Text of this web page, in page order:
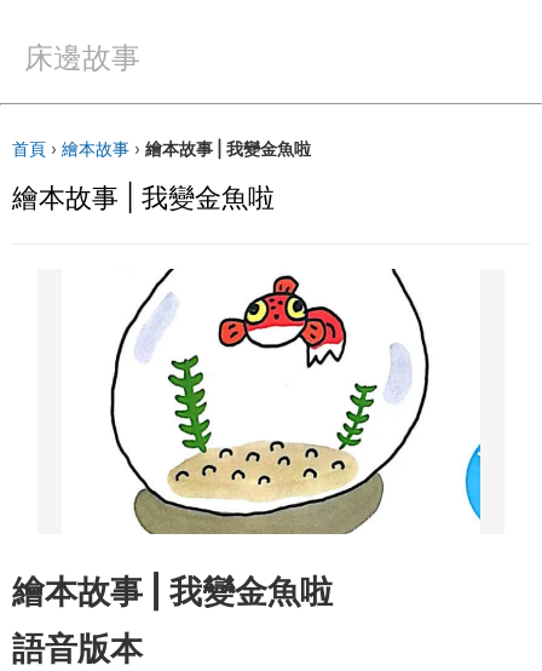
床邊故事
首頁 › 繪本故事 › 繪本故事 | 我變金魚啦
繪本故事 | 我變金魚啦
繪本故事 | 我變金魚啦
語音版本